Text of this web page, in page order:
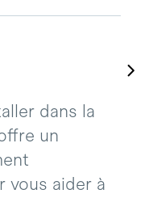
dans la
un
vous aider à